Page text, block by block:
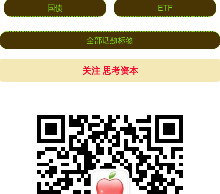
国债 ETF
全部话题标签
关注 思考资本